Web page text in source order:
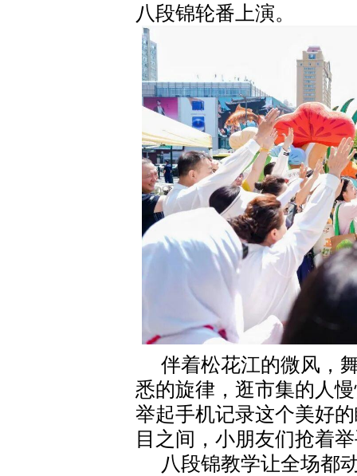
八段锦轮番上演。
伴着松花江的微风，
悉的旋律，逛市集的人
举起手机记录这个美好
目之间，小朋友们抢着
八段锦教学让全场都